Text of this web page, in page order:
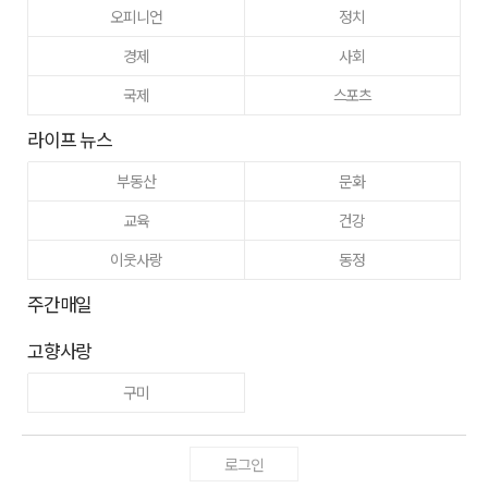
오피니언
정치
경제
사회
국제
스포츠
라이프 뉴스
부동산
문화
교육
건강
이웃사랑
동정
주간매일
고향사랑
구미
로그인